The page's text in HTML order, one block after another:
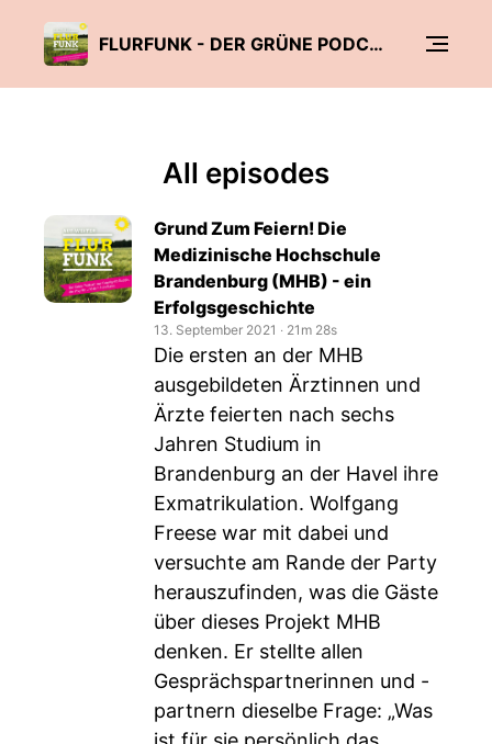
FLURFUNK - DER GRÜNE PODCAST AUS OSTPRIGNITZ-RUPPIN, DER PRIGNITZ UND DEM HAVELLAND
All episodes
Grund Zum Feiern! Die
Medizinische Hochschule
Brandenburg (MHB) - ein
Erfolgsgeschichte
13. September 2021 ‧ 21m 28s
Die ersten an der MHB
ausgebildeten Ärztinnen und
Ärzte feierten nach sechs
Jahren Studium in
Brandenburg an der Havel ihre
Exmatrikulation. Wolfgang
Freese war mit dabei und
versuchte am Rande der Party
herauszufinden, was die Gäste
über dieses Projekt MHB
denken. Er stellte allen
Gesprächspartnerinnen und -
partnern dieselbe Frage: „Was